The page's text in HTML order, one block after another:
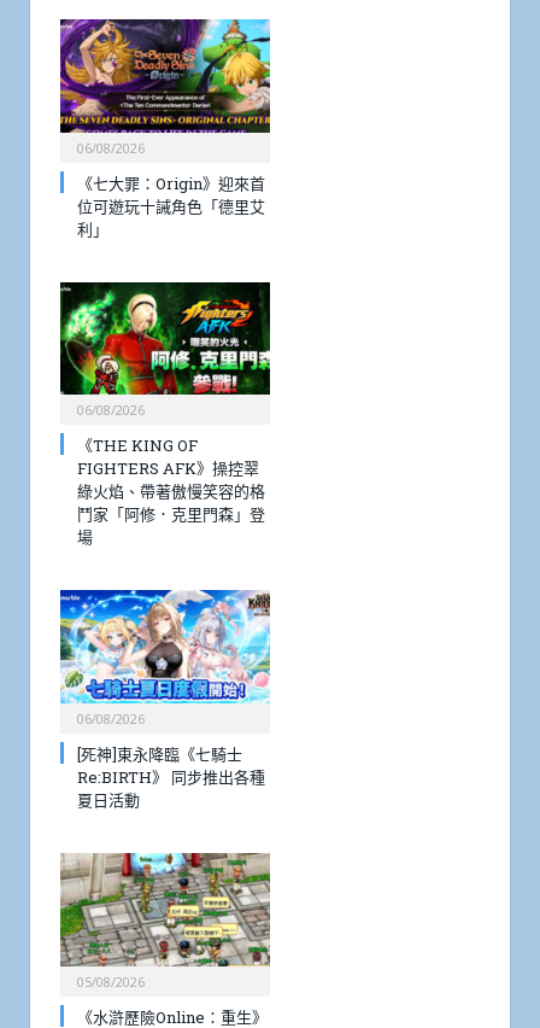
06/08/2026
《七大罪：Origin》迎來首
位可遊玩十誡角色「德里艾
利」
06/08/2026
《THE KING OF
FIGHTERS AFK》操控翠
綠火焰、帶著傲慢笑容的格
鬥家「阿修．克里門森」登
場
06/08/2026
[死神]東永降臨《七騎士
Re:BIRTH》 同步推出各種
夏日活動
05/08/2026
《水滸歷險Online：重生》